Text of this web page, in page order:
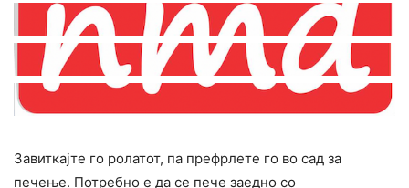
Завиткајте го ролатот, па префрлете го во сад за
печење. Потребно е да се пече заедно со